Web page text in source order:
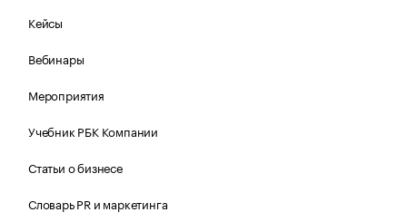
Кейсы
Вебинары
Мероприятия
Учебник РБК Компании
Статьи о бизнесе
Словарь PR и маркетинга